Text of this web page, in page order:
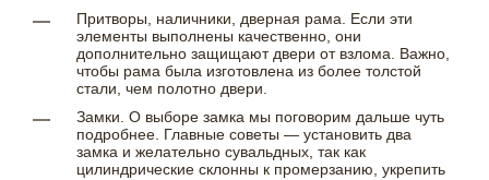
Притворы, наличники, дверная рама. Если эти
элементы выполнены качественно, они
дополнительно защищают двери от взлома. Важно,
чтобы рама была изготовлена из более толстой
стали, чем полотно двери.
Замки. О выборе замка мы поговорим дальше чуть
подробнее. Главные советы — установить два
замка и желательно сувальдных, так как
цилиндрические склонны к промерзанию, укрепить